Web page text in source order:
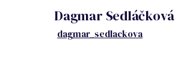
Dagmar Sedláčková
dagmar_sedlackova